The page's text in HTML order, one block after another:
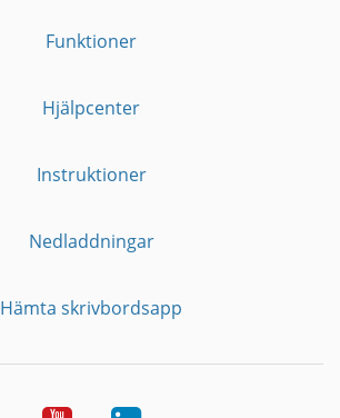
Funktioner
Hjälpcenter
Instruktioner
Nedladdningar
Hämta skrivbordsapp